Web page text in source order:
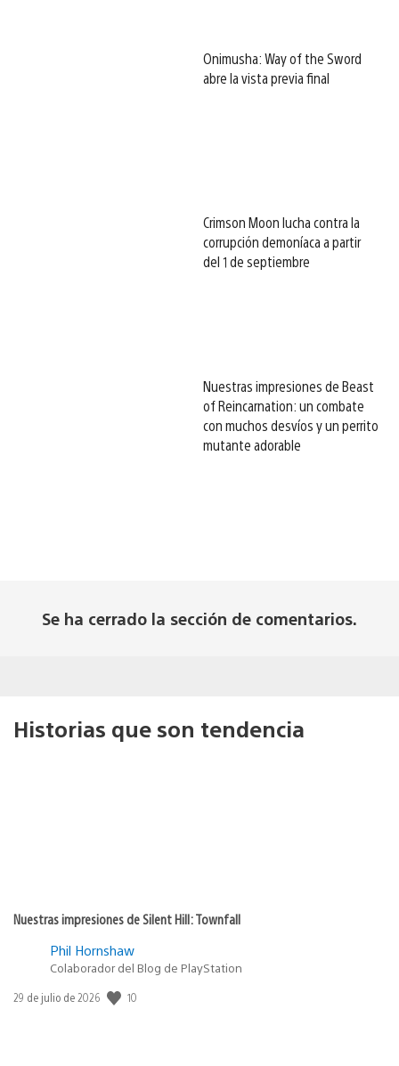
Onimusha: Way of the Sword
abre la vista previa final
Crimson Moon lucha contra la
corrupción demoníaca a partir
del 1 de septiembre
Nuestras impresiones de Beast
of Reincarnation: un combate
con muchos desvíos y un perrito
mutante adorable
Se ha cerrado la sección de comentarios.
Historias que son tendencia
Nuestras impresiones de Silent Hill: Townfall
Phil Hornshaw
Colaborador del Blog de PlayStation
Fecha
29 de julio de 2026 10